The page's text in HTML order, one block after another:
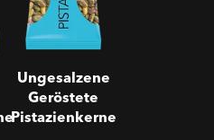
Ungesalzene
Geröstete
Pistazienkerne